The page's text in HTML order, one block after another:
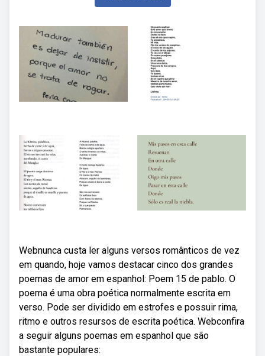
Webnunca custa ler alguns versos românticos de vez
em quando, hoje vamos destacar cinco dos grandes
poemas de amor em espanhol: Poem 15 de pablo. O
poema é uma obra poética normalmente escrita em
verso. Pode ser dividido em estrofes e possuir rima,
ritmo e outros resursos de escrita poética. Webconfira
a seguir alguns poemas em espanhol que são
bastante populares: